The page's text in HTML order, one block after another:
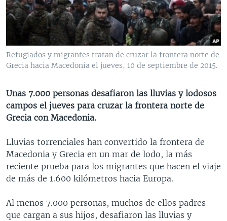
VENEZUELA
BRASIL
NICARAGUA
ECONOMÍA
ENTRETENIMIENTO Y CULTURA
TECNOLOGÍA
DEPORTES
MULTIMEDIA
VIDEOS
FOTOGRAFÍA
AUDIOS
PROGRAMAS TV
EL MUNDO AL DÍA
FORO INTERAMERICANO
LAS CLAVES
PANORAMA
RADIO
AVANCE INFORMATIVO
BUENOS DÍAS AMÉRICA
ESTADOS UNIDOS AL DÍA
FORO [RADIO]
DEPORTIVO INTERNACIONAL
ENTRETENIMIENTO
DIRECT
Learning English
Idiomas
Refugiados y migrantes tratan de cruzar la frontera norte de
Grecia hacia Macedonia el jueves, 10 de septiembre de 2015.
Unas 7.000 personas desafiaron las lluvias y lodosos
campos el jueves para cruzar la frontera norte de
Grecia con Macedonia.
Lluvias torrenciales han convertido la frontera de
Macedonia y Grecia en un mar de lodo, la más
reciente prueba para los migrantes que hacen el viaje
de más de 1.600 kilómetros hacia Europa.
Al menos 7.000 personas, muchos de ellos padres
que cargan a sus hijos, desafiaron las lluvias y